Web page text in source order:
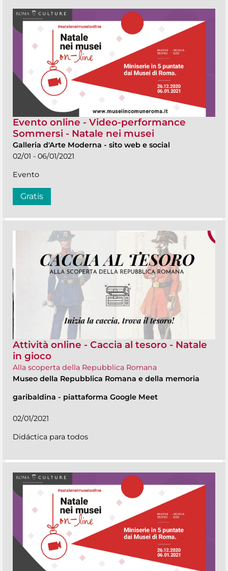
Evento online - Video-performance
Sommersi - Natale nei musei
Galleria d'Arte Moderna - sito web e social
02/01 - 06/01/2021
Evento
Gratis
Attività online - Caccia al tesoro - Natale
in gioco
Alla scoperta della Repubblica Romana
Museo della Repubblica Romana e della memoria
garibaldina - piattaforma Google Meet
02/01/2021
Didáctica para todos